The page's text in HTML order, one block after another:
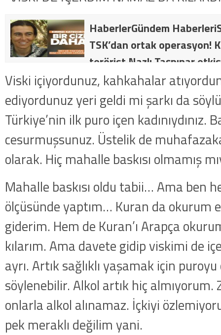
HaberlerGündem
TSK’dan ortak operasyon!
terörist Nazlı Taşpınar
dakika: MİT ve TSK’dan
kategorideki terörist Nazlı
getirildi .
Viski içiyordunuz, kahkahalar
ediyordunuz yeri geldi mi şarkı da
Türkiye’nin ilk puro içen kadınıydınız.
cesurmuşsunuz. Üstelik de
olarak. Hiç mahalle baskısı olmamış
Mahalle baskısı oldu tabii… Ama ben
ölçüsünde yaptım… Kuran da okurum
giderim. Hem de Kuran’ı Arapça
kılarım. Ama davete gidip viskimi de
ayrı. Artık sağlıklı yaşamak için
söylenebilir. Alkol artık hiç almıyorum.
onlarla alkol alınamaz. İçkiyi
pek meraklı değilim yani.